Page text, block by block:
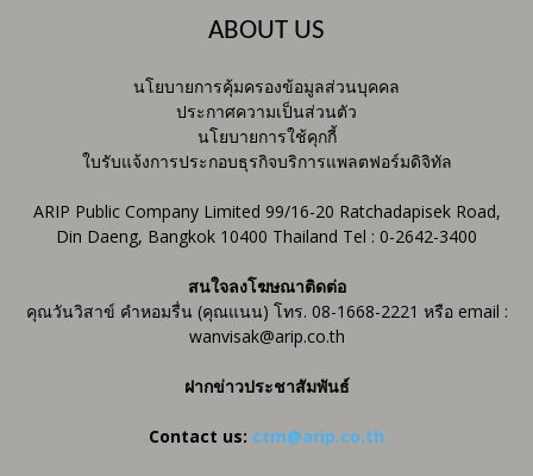
ABOUT US
นโยบายการคุ้มครองข้อมูลส่วนบุคคล
ประกาศความเป็นส่วนตัว
นโยบายการใช้คุกกี้
ใบรับแจ้งการประกอบธุรกิจบริการแพลตฟอร์มดิจิทัล
ARIP Public Company Limited 99/16-20 Ratchadapisek Road,
Din Daeng, Bangkok 10400 Thailand Tel : 0-2642-3400
สนใจลงโฆษณาติดต่อ
คุณวันวิสาข์ คำหอมรื่น (คุณแนน) โทร. 08-1668-2221 หรือ email :
wanvisak@arip.co.th
ฝากข่าวประชาสัมพันธ์
Contact us: ctm@arip.co.th